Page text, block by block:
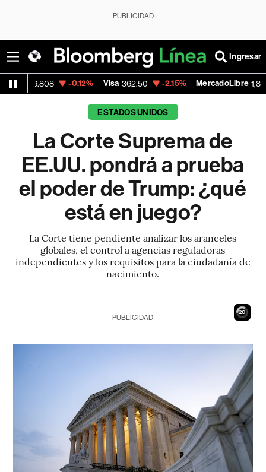
PUBLICIDAD
Ingresar
-0.12% Visa 362.50 -2.15% MercadoLibre 1,821.795 -
ESTADOS UNIDOS
La Corte Suprema de
EE.UU. pondrá a prueba
el poder de Trump: ¿qué
está en juego?
La Corte tiene pendiente analizar los aranceles
globales, el control a agencias reguladoras
independientes y los requisitos para la ciudadanía de
nacimiento.
19
PUBLICIDAD